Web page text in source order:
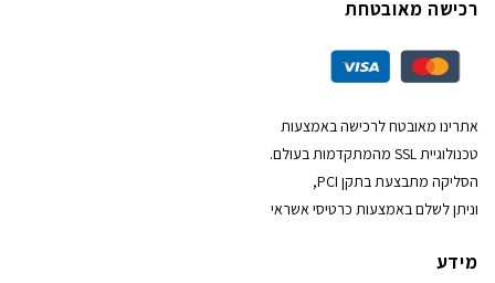
רכישה מאובטחת
אתרינו מאובטח לרכישה באמצעות
טכנולוגיית SSL מהמתקדמות בעולם.
הסליקה מתבצעת בתקן PCI,
וניתן לשלם באמצעות כרטיסי אשראי
מידע